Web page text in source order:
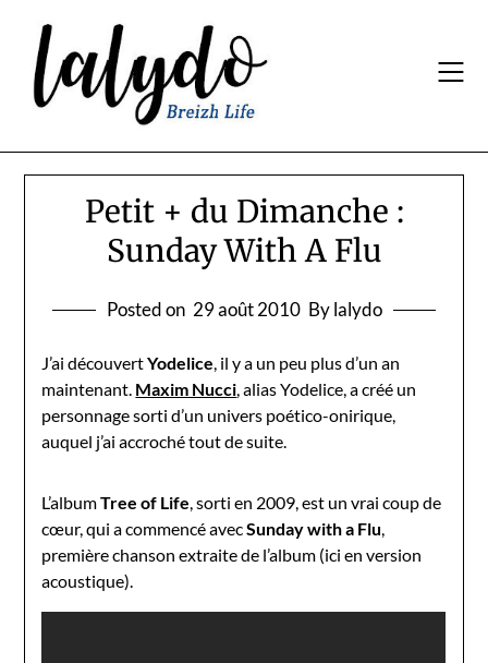
content
Petit + du Dimanche :
Sunday With A Flu
Posted on 29 août 2010 By lalydo
J’ai découvertYodelice, il y a un peu plus d’un an
maintenant. Maxim Nucci, alias Yodelice, a créé un
personnage sorti d’un univers poético-onirique,
auquel j’ai accroché tout de suite.
L’albumTree of Life, sorti en 2009, est un vrai coup de
cœur, qui a commencé avecSunday with a Flu,
première chanson extraite de l’album (ici en version
acoustique).